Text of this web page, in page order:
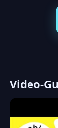
Video-